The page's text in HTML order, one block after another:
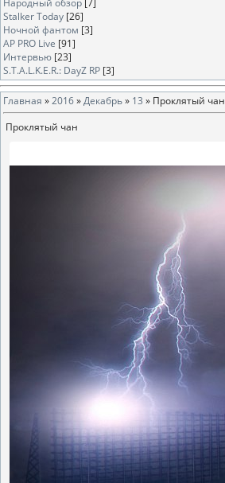
Народный обзор [7]
Stalker Today [26]
Ночной фантом [3]
AP PRO Live [91]
Интервью [23]
S.T.A.L.K.E.R.: DayZ RP [3]
Главная »2016»Декабрь» 13 » Проклятый чан
Проклятый чан